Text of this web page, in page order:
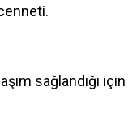
sağlandığı için